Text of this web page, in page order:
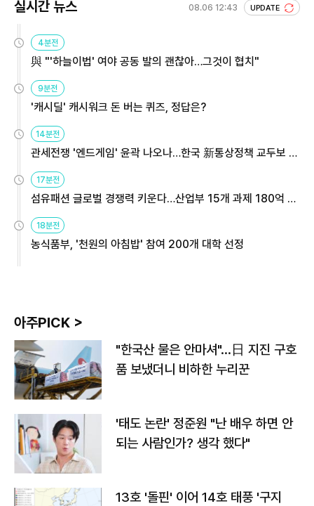
실시간 뉴스 08.06 12:43 UPDATE
4분전
與 "'하늘이법' 여야 공동 발의 괜찮아…그것이 협치"
9분전
'캐시딜' 캐시워크 돈 버는 퀴즈, 정답은?
14분전
관세전쟁 '엔드게임' 윤곽 나오나…한국 新통상정책 교두보 활
용해야
17분전
섬유패션 글로벌 경쟁력 키운다…산업부 15개 과제 180억 지
원
18분전
농식품부, '천원의 아침밥' 참여 200개 대학 선정
아주PICK >
"한국산 물은 안마셔"…日 지진 구호
품 보냈더니 비하한 누리꾼
'태도 논란' 정준원 "난 배우 하면 안
되는 사람인가? 생각 했다"
13호 '돌핀' 이어 14호 태풍 '구지